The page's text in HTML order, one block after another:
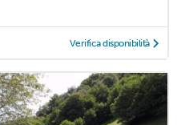
Verifica disponibilità